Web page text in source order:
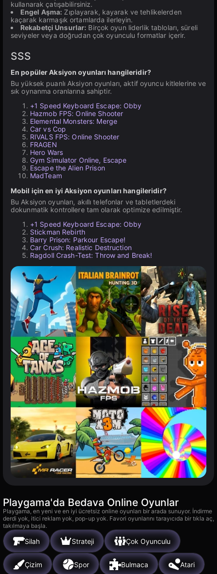
kullanarak çatışabilirsiniz.
Engel Aşma: Zıplayarak, kayarak ve tehlikelerden
kaçarak karmaşık ortamlarda ilerleyin.
Rekabetçi Unsurlar: Birçok oyun liderlik tabloları, süreli
seviyeler veya doğrudan çok oyunculu formatlar içerir.
SSS
En popüler Aksiyon oyunları hangileridir?
Bu yüksek puanlı Aksiyon oyunları, aktif oyuncu kitlelerine ve
sık oynanma oranlarına sahiptir.
+1 Speed Keyboard Escape: Obby
Hazmob FPS: Online Shooter
Elemental Monsters: Merge
Car vs Cop
RIVALS FPS: Online Shooter
FRAGEN
Hero Wars
Gym Simulator Online, Escape
Escape the Alien Prison
MadTeam
Mobil için en iyi Aksiyon oyunları hangileridir?
Bu Aksiyon oyunları, akıllı telefonlar ve tabletlerdeki
dokunmatik kontrollere tam olarak optimize edilmiştir.
+1 Speed Keyboard Escape: Obby
Stickman Rebirth
Barry Prison: Parkour Escape!
Car Crush: Realistic Destruction
Ragdoll Crash-Test: Throw and Break!
Playgama'da Bedava Online Oyunlar
Playgama, en yeni ve en iyi ücretsiz online oyunları bir arada sunuyor. İndirme
derdi yok, itici reklam yok, pop-up yok. Favori oyunlarını tarayıcıda bir tıkla aç,
takılmaya başla.
Silah Strateji Çok Oyunculu
Çizim Spor Bulmaca Atari